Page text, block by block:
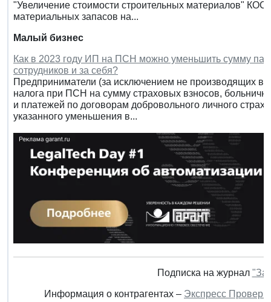
"Увеличение стоимости строительных материалов"
материальных запасов на...
Малый бизнес
Как в 2023 году ИП на ПСН можно уменьшить сумму
сотрудников и за себя?
Предприниматели (за исключением не производящих
налога при ПСН на сумму страховых взносов,
и платежей по договорам добровольного личного
указанного уменьшения в...
Подписка на журнал
Информация о контрагентах – Экспресс